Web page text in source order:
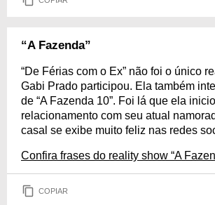
“A Fazenda”
“De Férias com o Ex” não foi o único
Gabi Prado participou. Ela também
de “A Fazenda 10”. Foi lá que ela
relacionamento com seu atual
casal se exibe muito feliz nas redes
Confira frases do reality show “A
COPIAR